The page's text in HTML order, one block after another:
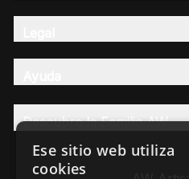
Descubre la Familia AW
Ese sitio web utiliza
cookies